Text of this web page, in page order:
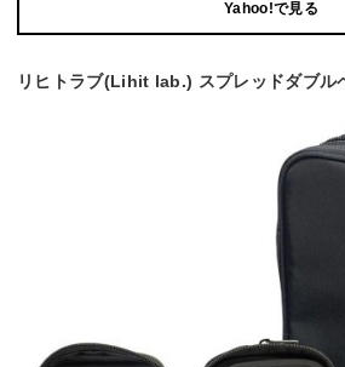
Yahoo!で見る
リヒトラブ(Lihit lab.) スプレッドダブル